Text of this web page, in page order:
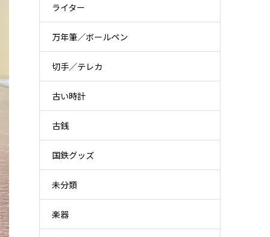
ライター
万年筆／ボールペン
切手／テレカ
古い時計
古銭
国鉄グッズ
未分類
楽器